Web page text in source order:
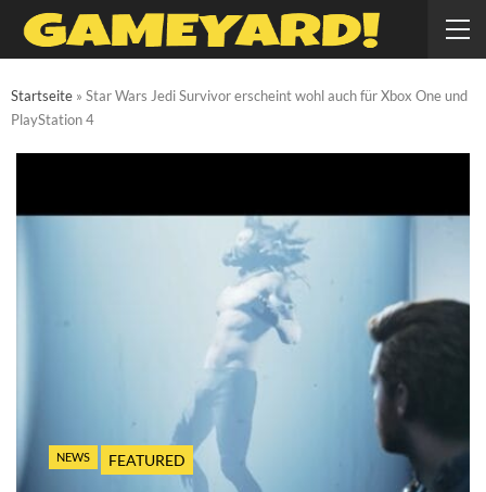
Startseite » Star Wars Jedi Survivor erscheint wohl auch für Xbox One und
PlayStation 4
NEWS FEATURED